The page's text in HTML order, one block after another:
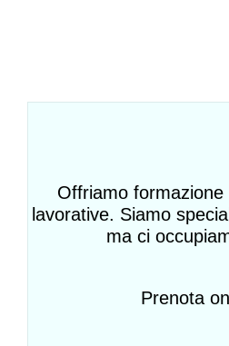
Offriamo
lavorative. Siamo
ma ci
Prenota